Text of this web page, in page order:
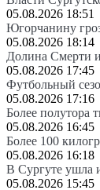
05.08.2026 18:51
Югорчанину
05.08.2026 18:14
Долина Смерти
05.08.2026 17:45
Футбольный
05.08.2026 17:16
Более полутора
05.08.2026 16:45
Более 100
05.08.2026 16:18
В Сургуте ушла
05.08.2026 15:45